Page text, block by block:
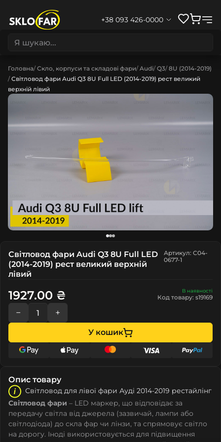
+38 093 426-0000
Головна Скло, корпуси та складові фари Audi Q3 8U (2014-2019)
Світловод фари Audi Q3 8U Full LED (2014-2019) рест великий
верхній лівий
Світловод фари Audi Q3 8U Full LED
(2014-2019) рест великий верхній
лівий
Артикул: C04-
0677-1
В наявності
Код товару: s19169
1927.00 ₴
− +
У кошик
Опис товару
Світловод для лівої фари Ауді 2014-2019 рестайлінг
Світловод фари – LED маркер, що відповідає за
передачу світла від джерела (зазвичай, лампи або
світлодіода) до скла фар чи лінзи, та спрямовує світло
на дорогу. Іноді використовується для підвищення